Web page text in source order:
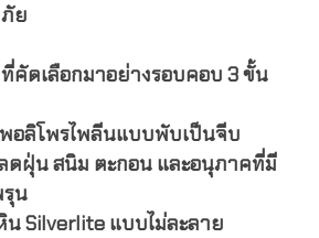
ย
ที่คัดเลือกมาอย่างรอบคอบ 3 ขั้น
พอลิโพรไพลีนแบบพับเป็นจีบ
ดฝุ่น สนิม ตะกอน และอนุภาคที่มี
น
น Silverlite แบบไม่ละลาย